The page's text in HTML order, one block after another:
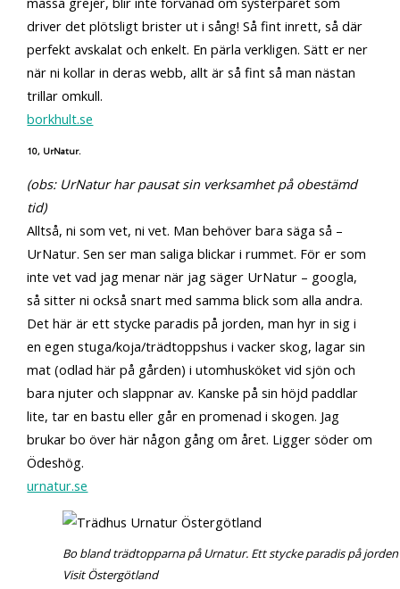
driver det plötsligt brister ut i sång! Så fint inrett, så där
perfekt avskalat och enkelt. En pärla verkligen. Sätt er ner
när ni kollar in deras webb, allt är så fint så man nästan
trillar omkull.
borkhult.se
10, UrNatur.
(obs: UrNatur har pausat sin verksamhet på obestämd
tid)
Alltså, ni som vet, ni vet. Man behöver bara säga så –
UrNatur. Sen ser man saliga blickar i rummet. För er som
inte vet vad jag menar när jag säger UrNatur – googla,
så sitter ni också snart med samma blick som alla andra.
Det här är ett stycke paradis på jorden, man hyr in sig i
en egen stuga/koja/trädtoppshus i vacker skog, lagar sin
mat (odlad här på gården) i utomhusköket vid sjön och
bara njuter och slappnar av. Kanske på sin höjd paddlar
lite, tar en bastu eller går en promenad i skogen. Jag
brukar bo över här någon gång om året. Ligger söder om
Ödeshög.
urnatur.se
Bo bland trädtopparna på Urnatur. Ett stycke paradis på
Visit Östergötland